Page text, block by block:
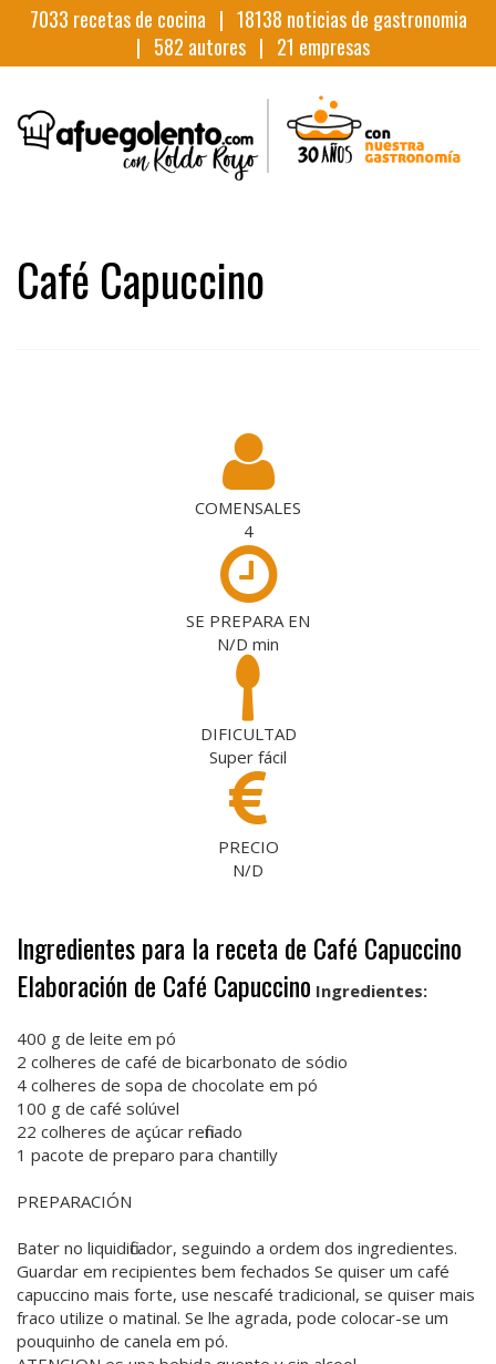
7033 recetas de cocina | 18138 noticias de gastronomia
| 582 autores | 21 empresas
Café Capuccino
COMENSALES
4
SE PREPARA EN
N/D min
DIFICULTAD
Super fácil
PRECIO
N/D
Ingredientes para la receta de Café Capuccino
Elaboración de Café Capuccino Ingredientes:
400 g de leite em pó
2 colheres de café de bicarbonato de sódio
4 colheres de sopa de chocolate em pó
100 g de café solúvel
22 colheres de açúcar refinado
1 pacote de preparo para chantilly
PREPARACIÓN
Bater no liquidificador, seguindo a ordem dos ingredientes.
Guardar em recipientes bem fechados Se quiser um café
capuccino mais forte, use nescafé tradicional, se quiser mais
fraco utilize o matinal. Se lhe agrada, pode colocar-se um
pouquinho de canela em pó.